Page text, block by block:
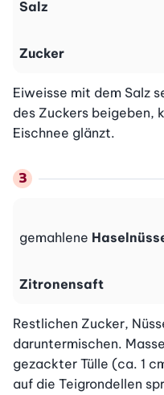
Salz
Zucker
Eiweisse mit dem Salz
des Zuckers beigeben,
Eischnee glänzt.
gemahlene
Zitronensaft
Restlichen Zucker,
daruntermischen.
gezackter Tülle (ca. 1
auf die Teigrondellen